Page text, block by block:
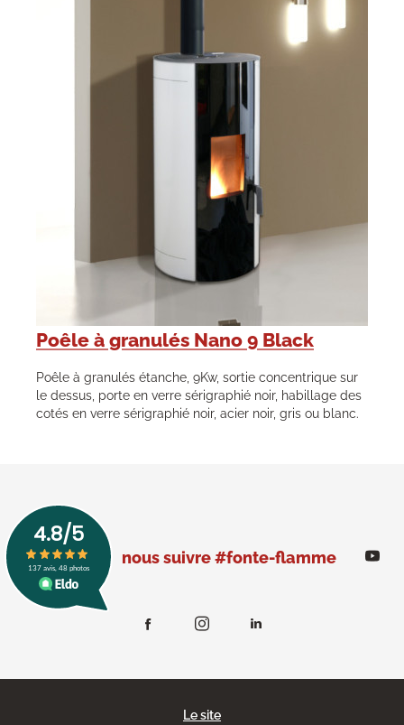
Poêle à granulés Nano 9 Black
Poêle à granulés étanche, 9Kw, sortie concentrique sur
le dessus, porte en verre sérigraphié noir, habillage des
cotés en verre sérigraphié noir, acier noir, gris ou blanc.
nous suivre #fonte-flamme
Le site